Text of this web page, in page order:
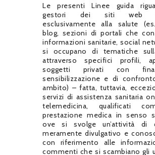
Le presenti Linee guida
gestori dei siti web
esclusivamente alla salute
blog, sezioni di portali che
informazioni sanitarie, social
si occupano di tematiche
attraverso specifici profili,
soggetti privati con
sensibilizzazione e di
ambito) – fatta, tuttavia,
servizi di assistenza sanitaria
telemedicina, qualificati
prestazione medica in senso
ove si svolge un’attività di
meramente divulgativo e
con riferimento alle
commenti che si scambiano gli